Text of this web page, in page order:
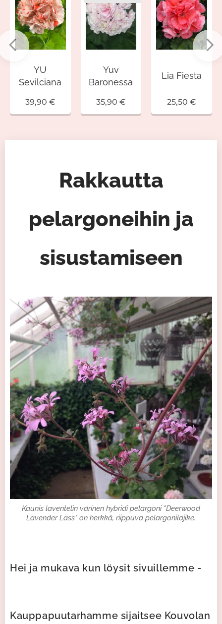
YU
Sevilciana
39,90 €
Yuv
Baronessa
35,90 €
Lia Fiesta
25,50 €
Rakkautta
pelargoneihin ja
sisustamiseen
Kaunis laventelin värinen hybridi pelargoni "Deerwood
Lavender Lass" on herkkä, riippuva pelargonilajike.
Hei ja mukava kun löysit sivuillemme -
Kauppapuutarhamme sijaitsee Kouvolan